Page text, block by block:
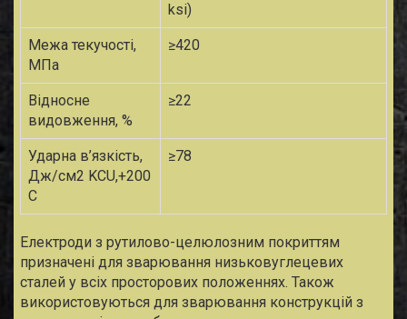
ksi)
Межа текучості,
МПа
≥420
Відносне
видовження, %
≥22
Ударна в’язкість,
Дж/см2 KCU,+200
С
≥78
Електроди з рутилово-целюлозним покриттям
призначені для зварювання низьковуглецевих
сталей у всіх просторових положеннях. Також
використовуються для зварювання конструкцій з